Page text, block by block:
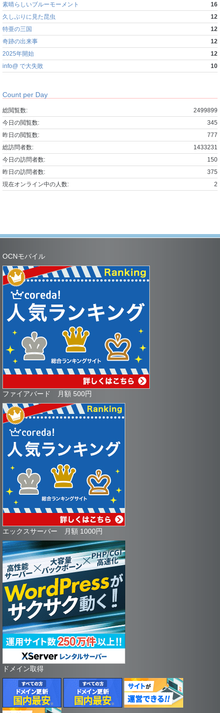
素晴らしいブルーモーメント
16
久しぶりに見た昆虫
12
特亜の三国
12
奇跡の出来事
12
2025年開始
12
info@ で大失敗
10
Count per Day
2499899
総閲覧数:
345
今日の閲覧数:
777
昨日の閲覧数:
1433231
総訪問者数:
150
今日の訪問者数:
375
昨日の訪問者数:
2
現在オンライン中の人数:
OCNモバイル
ファイアバード 月額 500円
エックスサーバー 月額 1000円
ドメイン取得